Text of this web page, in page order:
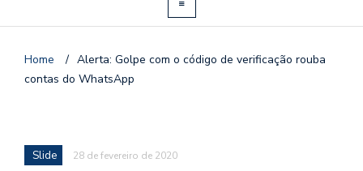
Home / Alerta: Golpe com o código de verificação rouba
contas do WhatsApp
Slide 28 de fevereiro de 2020